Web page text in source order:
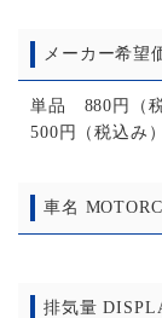
メーカー希望
単品 880円（
500円（税込み
車名
排気量